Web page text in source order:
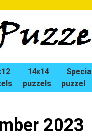
14x14
puzzels
puzzel
2023